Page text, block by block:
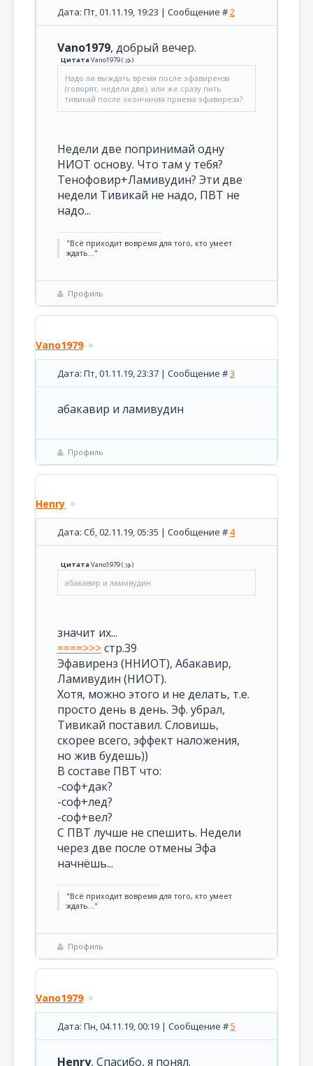
Дата: Пт, 01.11.19, 19:23 | Сообщение #2
Vano1979, добрый вечер.
ЦитатаVano1979( )
Надо ли выждать время после эфавиренза
(говорят, недели две), или же сразу пить
тивикай после окончания приема эфавиреза?
Недели две попринимай одну
НИОТ основу. Что там у тебя?
Тенофовир+Ламивудин? Эти две
недели Тивикай не надо, ПВТ не
надо...
"Всё приходит вовремя для того, кто умеет
ждать..."
Профиль
Vano1979
Дата: Пт, 01.11.19, 23:37 | Сообщение #3
абакавир и ламивудин
Профиль
Henry
Дата: Сб, 02.11.19, 05:35 | Сообщение #4
ЦитатаVano1979( )
абакавир и ламивудин
значит их...
====>>>стр.39
Эфавиренз (ННИОТ), Абакавир,
Ламивудин (НИОТ).
Хотя, можно этого и не делать, т.е.
просто день в день. Эф. убрал,
Тивикай поставил. Словишь,
скорее всего, эффект наложения,
но жив будешь))
В составе ПВТ что:
-соф+дак?
-соф+лед?
-соф+вел?
С ПВТ лучше не спешить. Недели
через две после отмены Эфа
начнёшь...
"Всё приходит вовремя для того, кто умеет
ждать..."
Профиль
Vano1979
Дата: Пн, 04.11.19, 00:19 | Сообщение #5
Henry, Спасибо, я понял.